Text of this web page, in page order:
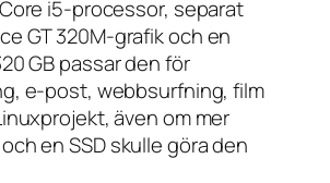
i5-processor, separat
GT 320M-grafik och en
GB passar den för
e-post, webbsurfning, film
även om mer
en SSD skulle göra den